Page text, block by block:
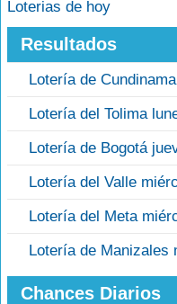
Loterias de hoy
Resultados
Lotería de
Lotería del Tolima
Lotería de Bogotá
Lotería del Valle
Lotería del Meta
Lotería de Manizales
Chances Diarios